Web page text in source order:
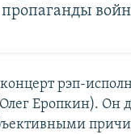
пропаганды
концерт рэп-
Еропкин). Он